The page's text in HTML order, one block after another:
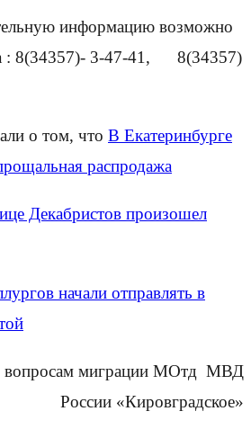
информацию возможно
: 8(34357)- 3-47-41, 8(34357)
о том, что В Екатеринбурге
распродажа
Декабристов произошел
начали отправлять в
вопросам миграции МОтд МВД
России «Кировградское»